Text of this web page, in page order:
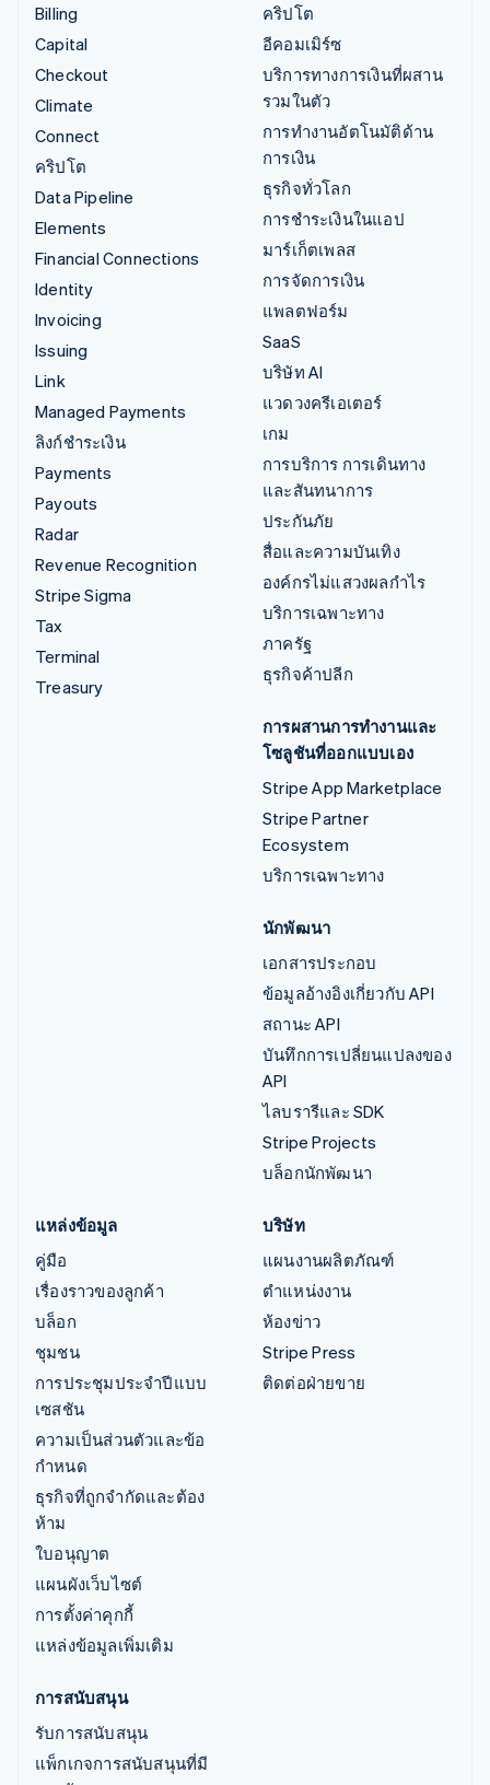
Billing
Capital
Checkout
Climate
Connect
คริปโต
Data Pipeline
Elements
Financial Connections
Identity
Invoicing
Issuing
Link
Managed Payments
ลิงก์ชำระเงิน
Payments
Payouts
Radar
Revenue Recognition
Stripe Sigma
Tax
Terminal
Treasury
คริปโต
อีคอมเมิร์ซ
บริการทางการเงินที่ผสาน
รวมในตัว
การทำงานอัตโนมัติด้าน
การเงิน
ธุรกิจทั่วโลก
การชำระเงินในแอป
มาร์เก็ตเพลส
การจัดการเงิน
แพลตฟอร์ม
SaaS
บริษัท AI
แวดวงครีเอเตอร์
เกม
การบริการ การเดินทาง
และสันทนาการ
ประกันภัย
สื่อและความบันเทิง
องค์กรไม่แสวงผลกำไร
บริการเฉพาะทาง
ภาครัฐ
ธุรกิจค้าปลีก
การผสานการทำงานและ
โซลูชันที่ออกแบบเอง
Stripe App Marketplace
Stripe Partner
Ecosystem
บริการเฉพาะทาง
นักพัฒนา
เอกสารประกอบ
ข้อมูลอ้างอิงเกี่ยวกับ API
สถานะ API
บันทึกการเปลี่ยนแปลงของ
API
ไลบรารีและ SDK
Stripe Projects
บล็อกนักพัฒนา
แหล่งข้อมูล
คู่มือ
เรื่องราวของลูกค้า
บล็อก
ชุมชน
การประชุมประจำปีแบบ
เซสชัน
ความเป็นส่วนตัวและข้อ
กำหนด
ธุรกิจที่ถูกจำกัดและต้อง
ห้าม
ใบอนุญาต
แผนผังเว็บไซต์
การตั้งค่าคุกกี้
แหล่งข้อมูลเพิ่มเติม
บริษัท
แผนงานผลิตภัณฑ์
ตำแหน่งงาน
ห้องข่าว
Stripe Press
ติดต่อฝ่ายขาย
การสนับสนุน
รับการสนับสนุน
แพ็กเกจการสนับสนุนที่มี